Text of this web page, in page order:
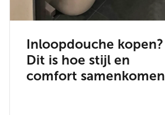
Inloopdouche kopen?
Dit is hoe stijl en
comfort samenkomen